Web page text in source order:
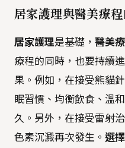
居家護理與醫美療
居家護理是基礎， 醫美
療程的同時，也要持續
果。例如，在接受熊貓
眠習慣、均衡飲食、溫
久。另外，在接受雷射
色素沉澱再次發生。 選